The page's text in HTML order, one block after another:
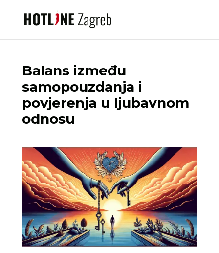
Balans između
samopouzdanja i
povjerenja u ljubavnom
odnosu